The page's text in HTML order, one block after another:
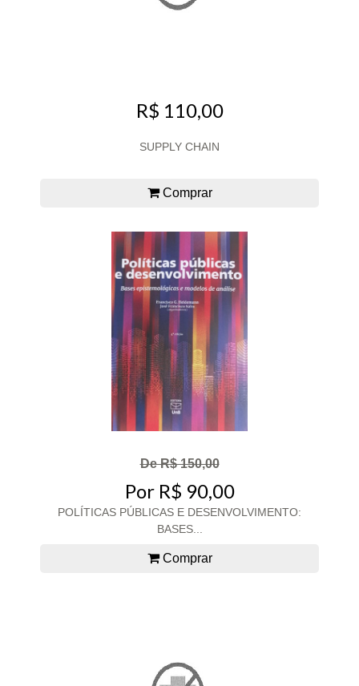
R$ 110,00
SUPPLY CHAIN
Comprar
De R$ 150,00
Por R$ 90,00
POLÍTICAS PÚBLICAS E DESENVOLVIMENTO:
BASES...
Comprar